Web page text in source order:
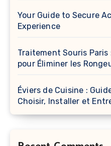
Your Guide to Secure
Experience
Traitement Souris
pour Éliminer les
Éviers de Cuisine :
Choisir, Installer et